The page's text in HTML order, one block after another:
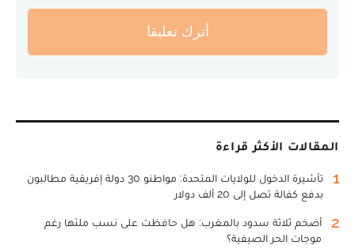
أترك تعليقا
المقالات الأكثر قراءة
1
تأشيرة الدخول للولايات المتحدة: مواطنو 30 دولة إفريقية مطالبون
بدفع كفالة تصل إلى 20 ألف دولار
2
أضخم ثلاثة سدود بالمغرب: هل حافظت على نسب ملئها رغم
موجات الحر الصيفية؟